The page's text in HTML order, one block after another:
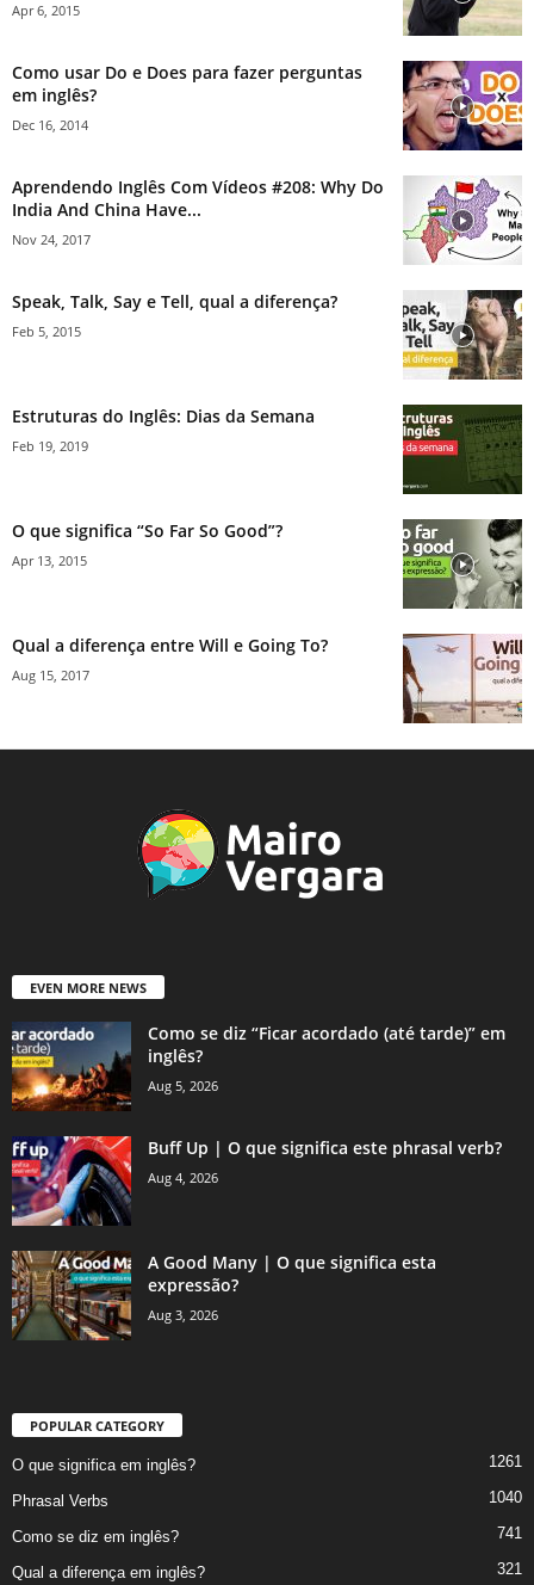
Apr 6, 2015
Como usar Do e Does para fazer perguntas
em inglês?
Dec 16, 2014
Aprendendo Inglês Com Vídeos #208: Why Do
India And China Have...
Nov 24, 2017
Speak, Talk, Say e Tell, qual a diferença?
Feb 5, 2015
Estruturas do Inglês: Dias da Semana
Feb 19, 2019
O que significa “So Far So Good”?
Apr 13, 2015
Qual a diferença entre Will e Going To?
Aug 15, 2017
EVEN MORE NEWS
Como se diz “Ficar acordado (até tarde)” em
inglês?
Aug 5, 2026
Buff Up | O que significa este phrasal verb?
Aug 4, 2026
A Good Many | O que significa esta
expressão?
Aug 3, 2026
POPULAR CATEGORY
O que significa em inglês? 1261
Phrasal Verbs 1040
Como se diz em inglês? 741
Qual a diferença em inglês? 321